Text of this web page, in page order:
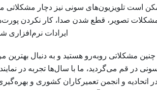
است تلویزیون‌های سونی نیز دچار مشکلاتی
مشکلات تصویر، قطع شدن صدا، کار نکردن
ایرادات نرم‌افزاری
چنین مشکلاتی روبه‌رو هستید و به دنبال بهترین
در قم می‌گردید، ما با سال‌ها تجربه در
اتحادیه و انجمن تعمیرکاران کشوری و